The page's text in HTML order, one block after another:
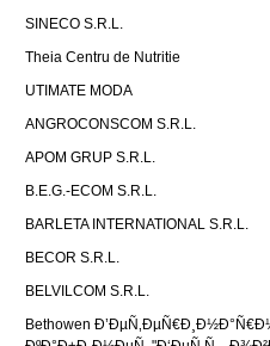
SINECO S.R.L.
Theia Centru de Nutritie
UTIMATE MODA
ANGROCONSCOM S.R.L.
APOM GRUP S.R.L.
B.E.G.-ECOM S.R.L.
BARLETA INTERNATIONAL S.R.L.
BECOR S.R.L.
BELVILCOM S.R.L.
Bethowen